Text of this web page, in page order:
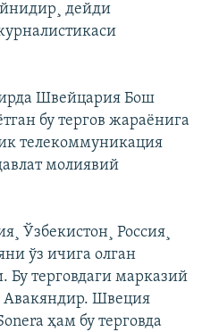
дейди
Швейцария Бош
бу тергов жараëнига
телекоммуникация
молиявий
Ўзбекистон¸ Россия¸
ўз ичига олган
Бу терговдаги марказий
Авакяндир. Швеция
ҳам бу терговда